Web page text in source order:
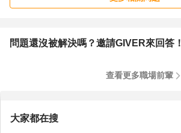
問題還沒被解決嗎？邀請GIVER來回答！
查看更多職場前輩
大家都在搜